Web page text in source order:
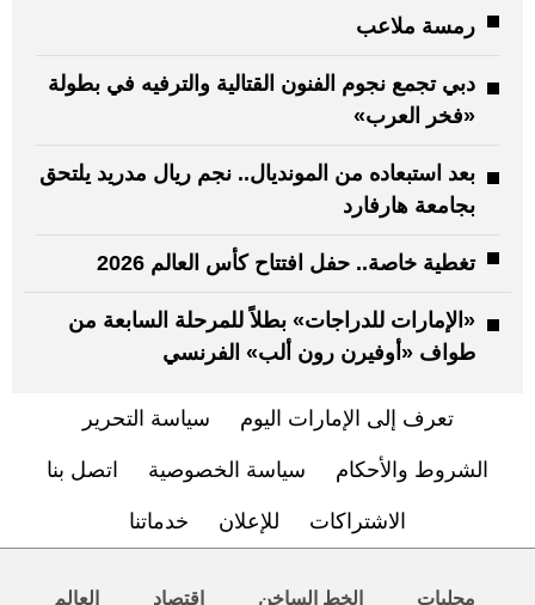
رمسة ملاعب
دبي تجمع نجوم الفنون القتالية والترفيه في بطولة
«فخر العرب»
بعد استبعاده من المونديال.. نجم ريال مدريد يلتحق
بجامعة هارفارد
تغطية خاصة.. حفل افتتاح كأس العالم 2026
«الإمارات للدراجات» بطلاً للمرحلة السابعة من
طواف «أوفيرن رون ألب» الفرنسي
تعرف إلى الإمارات اليوم سياسة التحرير
الشروط والأحكام سياسة الخصوصية اتصل بنا
الاشتراكات للإعلان خدماتنا
محليات الخط الساخن اقتصاد العالم